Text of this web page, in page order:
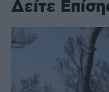
Δείτε